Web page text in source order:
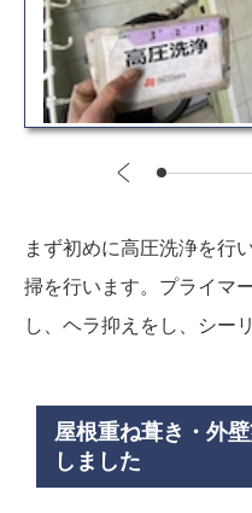
まず初めに高圧洗浄を行
掃を行います。プライマ
し、ヘラ抑えをし、シー
屋根重ね葺き・外
しました